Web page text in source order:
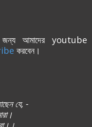
আমাদের youtube
করবেন।
যে, -